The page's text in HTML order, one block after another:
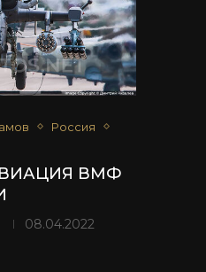
Россия
ВМФ
08.04.2022